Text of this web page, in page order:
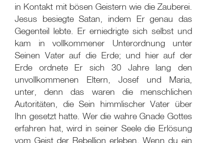
in Kontakt mit bösen Geistern wie die Zauberei.
Jesus besiegte Satan, indem Er genau das
Gegenteil lebte. Er erniedrigte sich selbst und
kam in vollkommener Unterordnung unter
Seinen Vater auf die Erde; und hier auf der
Erde ordnete Er sich 30 Jahre lang den
unvollkommenen Eltern, Josef und Maria,
unter, denn das waren die menschlichen
Autoritäten, die Sein himmlischer Vater über
Ihn gesetzt hatte. Wer die wahre Gnade Gottes
erfahren hat, wird in seiner Seele die Erlösung
vom Geist der Rebellion erleben. Wenn du ein